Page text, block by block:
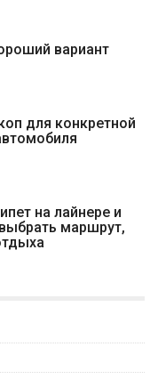
вариант
для конкретной
на лайнере и
маршрут,